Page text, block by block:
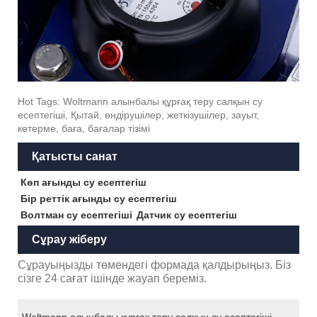
Hot Tags: Woltmann алынбалы құрғақ теру салқын су
есептегіші, Қытай, өндірушілер, жеткізушілер, зауыт,
көтерме, баға, бағалар тізімі
Қатысты санат
Көп ағынды су есептегіш
Бір реттік ағынды су есептегіш
Волтман су есептегіші Датчик су есептегіш
Сұрау жіберу
Сұрауыңызды төмендегі формада қалдырыңыз. Біз
сізге 24 сағат ішінде жауап береміз.